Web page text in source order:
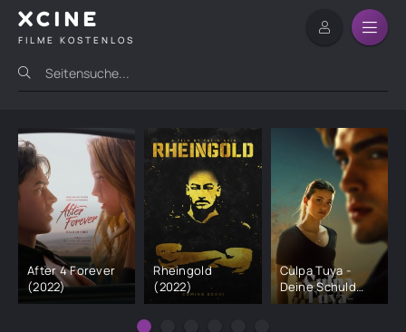
XCINE
FILME KOSTENLOS
After 4 Forever
(2022)
Rheingold
(2022)
Culpa Tuya -
Deine Schuld
(2024)